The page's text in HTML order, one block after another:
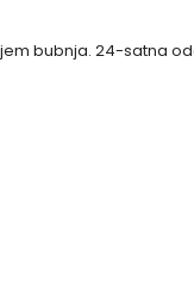
bubnja. 24-satna